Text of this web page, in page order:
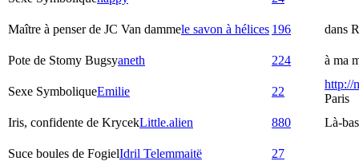
Maître à penser de JC Van dammele savon à hélices 196 dans
Pote de Stomy Bugsyaneth 224 à ma
Sexe SymboliqueEmilie 22
http://
Paris
Iris, confidente de KrycekLittle.alien 880 Là-
Suce boules de FogielIdril Telemmaitë 27